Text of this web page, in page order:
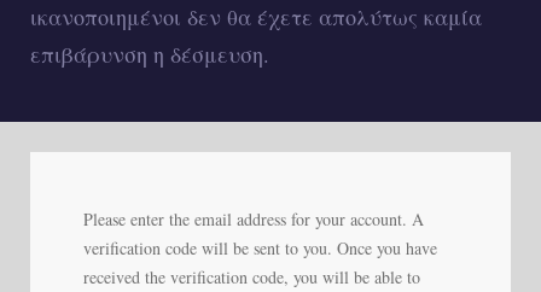
ικανοποιημένοι δεν θα έχετε απολύτως καμία
επιβάρυνση η δέσμευση.
Please enter the email address for your account. A
verification code will be sent to you. Once you have
received the verification code, you will be able to